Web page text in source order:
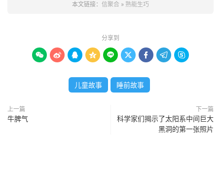
本文链接： 信聚合 » 熟能生巧
分享到
        
儿童故事 睡前故事
上一篇
牛脾气
下一篇
科学家们揭示了太阳系中间巨大
黑洞的第一张照片